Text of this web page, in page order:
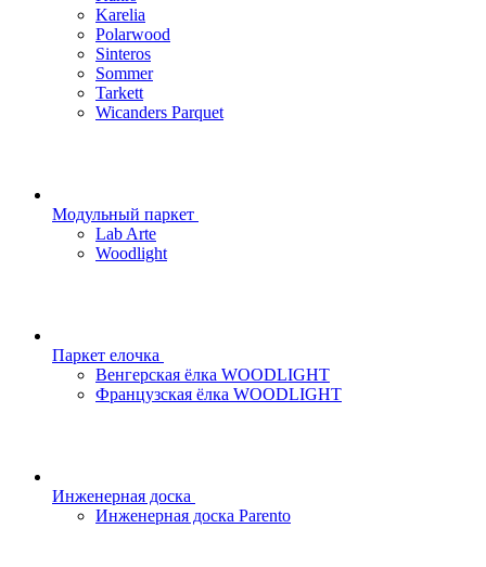
Karelia
Polarwood
Sinteros
Sommer
Tarkett
Wicanders Parquet
Модульный паркет
Lab Arte
Woodlight
Паркет елочка
Венгерская ёлка WOODLIGHT
Французская ёлка WOODLIGHT
Инженерная доска
Инженерная доска Parento